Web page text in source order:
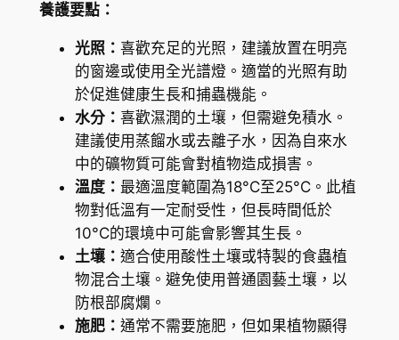
a
養護要點：
光照： 喜歡充足的光照，建議放置在明亮
的窗邊或使用全光譜燈。適當的光照有助
於促進健康生長和捕蟲機能。
水分： 喜歡濕潤的土壤，但需避免積水。
建議使用蒸餾水或去離子水，因為自來水
中的礦物質可能會對植物造成損害。
溫度： 最適溫度範圍為18°C至25°C。此植
物對低溫有一定耐受性，但長時間低於
10°C的環境中可能會影響其生長。
土壤： 適合使用酸性土壤或特製的食蟲植
物混合土壤。避免使用普通園藝土壤，以
防根部腐爛。
施肥： 通常不需要施肥，但如果植物顯得